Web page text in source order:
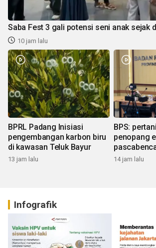
Saba Fest 3 gali potensi seni anak sejak
10 jam lalu
BPRL Padang Inisiasi
pengembangan karbon biru
di kawasan Teluk Bayur
13 jam lalu
BPS:
penopang
14 jam lalu
Infografik